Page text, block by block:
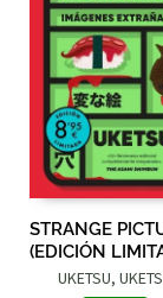
STRANGE
(EDICIÓN
VERANO)
UKETSU,